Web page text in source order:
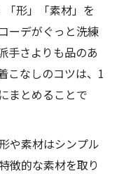
形」「素材」を
ーデがぐっと洗練
手さよりも品のあ
こなしのコツは、1
まとめることで
や素材はシンプル
徴的な素材を取り